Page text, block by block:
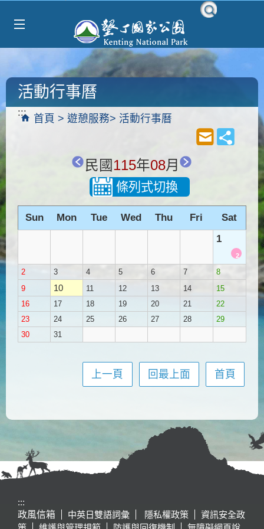
:::
首頁 遊憩服務 活動行事曆
活動行事曆
民國115年08月
條列式切換
Sun Mon Tue Wed Thu Fri
Sat
1
2
2 3 4 5 6 7
8
9
10 11 12 13 14
15
16
17 18 19 20 21
22
23
24 25 26 27 28
29
30
31
上一頁 回最上面 首頁
:::
政風信箱
中英日雙語詞彙 隱私權政策
資訊安全政